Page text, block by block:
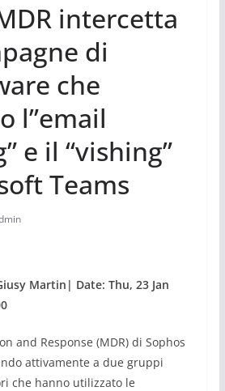
intercetta
di
che
l”email
e il “vishing”
Teams
Martin| Date: Thu, 23 Jan
and Response (MDR) di Sophos
attivamente a due gruppi
che hanno utilizzato le